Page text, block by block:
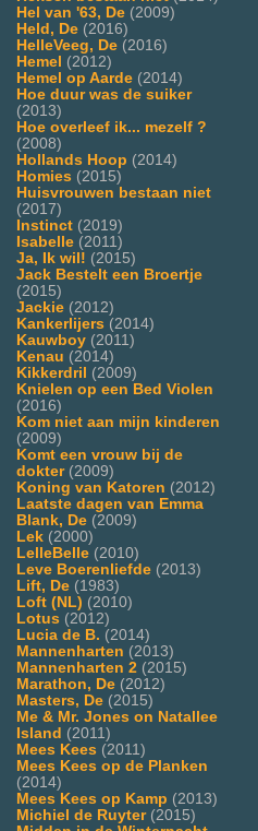
Hel van '63, De (2009)
Held, De (2016)
HelleVeeg, De (2016)
Hemel (2012)
Hemel op Aarde (2014)
Hoe duur was de suiker
(2013)
Hoe overleef ik... mezelf ?
(2008)
Hollands Hoop (2014)
Homies (2015)
Huisvrouwen bestaan niet
(2017)
Instinct (2019)
Isabelle (2011)
Ja, Ik wil! (2015)
Jack Bestelt een Broertje
(2015)
Jackie (2012)
Kankerlijers (2014)
Kauwboy (2011)
Kenau (2014)
Kikkerdril (2009)
Knielen op een Bed Violen
(2016)
Kom niet aan mijn kinderen
(2009)
Komt een vrouw bij de
dokter(2009)
Koning van Katoren (2012)
Laatste dagen van Emma
Blank, De (2009)
Lek (2000)
LelleBelle (2010)
Leve Boerenliefde (2013)
Lift, De (1983)
Loft (NL) (2010)
Lotus (2012)
Lucia de B. (2014)
Mannenharten (2013)
Mannenharten 2 (2015)
Marathon, De (2012)
Masters, De (2015)
Me & Mr. Jones on Natallee
Island (2011)
Mees Kees (2011)
Mees Kees op de Planken
(2014)
Mees Kees op Kamp (2013)
Michiel de Ruyter(2015)